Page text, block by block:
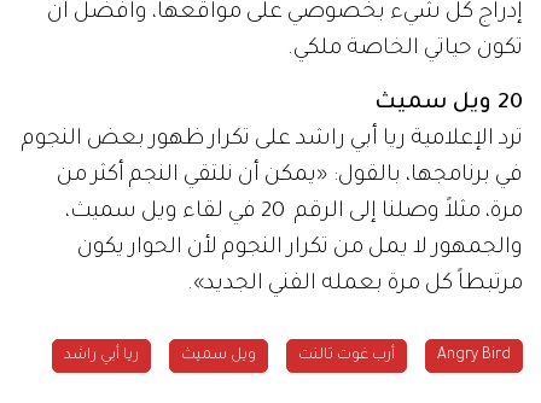
إدراج كل شيء بخصوصي على مواقعها، وأفضل أن
تكون حياتي الخاصة ملكي.
20 ويل سميث
ترد الإعلامية ريا أبي راشد على تكرار ظهور بعض النجوم
في برنامجها، بالقول: «يمكن أن نلتقي النجم أكثر من
مرة، مثلاً وصلنا إلى الرقم 20 في لقاء ويل سميث،
والجمهور لا يمل من تكرار النجوم لأن الحوار يكون
مرتبطاً كل مرة بعمله الفني الجديد».
Angry Bird أرب غوت تالنت ويل سميث ريا أبي راشد